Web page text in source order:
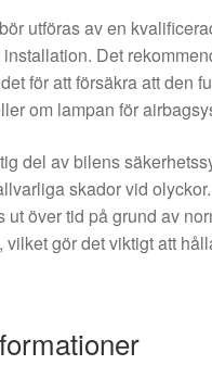
utföras av en
Det
för att försäkra att den
om lampan för
del av bilens
skador vid
ut över tid på grund av
gör det viktigt att